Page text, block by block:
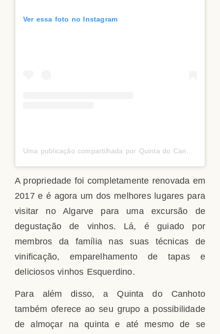
Ver essa foto no Instagram
A propriedade foi completamente renovada em
2017 e é agora um dos melhores lugares para
visitar no Algarve para uma excursão de
degustação de vinhos. Lá, é guiado por
membros da família nas suas técnicas de
vinificação, emparelhamento de tapas e
deliciosos vinhos Esquerdino.
Para além disso, a Quinta do Canhoto
também oferece ao seu grupo a possibilidade
de almoçar na quinta e até mesmo de se